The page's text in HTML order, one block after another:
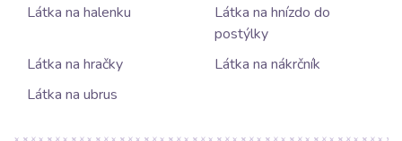
Látka na halenku
Látka na hnízdo do
postýlky
Látka na hračky
Látka na nákrčník
Látka na ubrus